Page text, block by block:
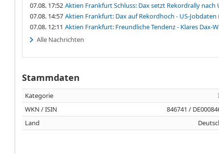
07.08. 17:52 Aktien Frankfurt Schluss: Dax setzt Rekordrally nach
07.08. 14:57 Aktien Frankfurt: Dax auf Rekordhoch - US-
07.08. 12:11 Aktien Frankfurt: Freundliche Tendenz - Klares Dax-
Alle Nachrichten
Stammdaten
Kategorie
WKN / ISIN
846741 /
Land